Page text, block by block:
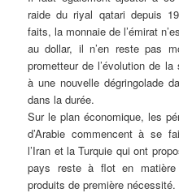
raide du riyal qatari depuis
faits, la monnaie de l’émirat
au dollar, il n’en reste pas
prometteur de l’évolution de
à une nouvelle dégringolade
dans la durée.
Sur le plan économique, les
d’Arabie commencent à se
l’Iran et la Turquie qui ont
pays reste à flot en
produits de première nécessité.